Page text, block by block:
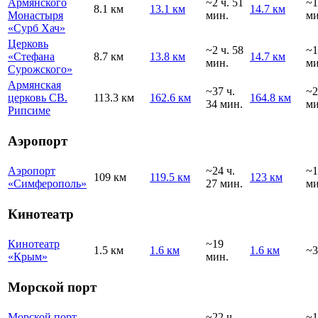
Армянского
Монастыря
«Сурб Хач»
8.1 км 13.1 км
~2 ч. 51
мин.
14.7 км
Церковь
«Стефана
Сурожского»
8.7 км 13.8 км
~2 ч. 58
мин.
14.7 км
Армянская
церковь СВ.
Рипсиме
113.3 км 162.6 км
~37 ч.
34 мин.
164.8 км
Аэропорт
Аэропорт
«Симферополь»
109 км 119.5 км
~24 ч.
27 мин.
123 км
Кинотеатр
Кинотеатр
«Крым»
1.5 км 1.6 км
~19
мин.
1.6 км
Морской порт